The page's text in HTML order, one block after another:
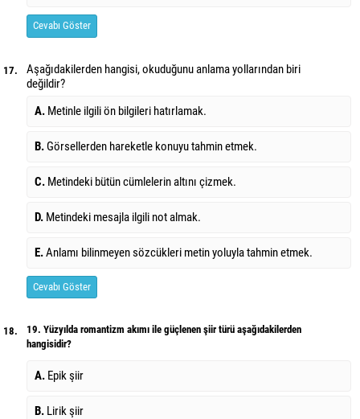
Cevabı Göster
17.
Aşağıdakilerden hangisi, okuduğunu anlama yollarından biri
değildir?
A. Metinle ilgili ön bilgileri hatırlamak.
B.Görsellerden hareketle konuyu tahmin etmek.
C. Metindeki bütün cümlelerin altını çizmek.
D. Metindeki mesajla ilgili not almak.
E.Anlamı bilinmeyen sözcükleri metin yoluyla tahmin etmek.
Cevabı Göster
18.
19. Yüzyılda romantizm akımı ile güçlenen şiir türü aşağıdakilerden
hangisidir?
A. Epik şiir
B. Lirik şiir